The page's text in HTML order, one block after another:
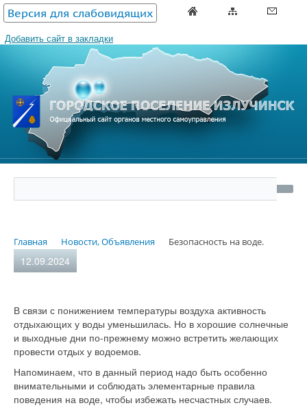
Версия для слабовидящих
Добавить сайт в закладки
Главная Новости, Объявления Безопасность на воде.
12.09.2024
В связи с понижением температуры воздуха активность
отдыхающих у воды уменьшилась. Но в хорошие солнечные
и выходные дни по-прежнему можно встретить желающих
провести отдых у водоемов.
Напоминаем, что в данный период надо быть особенно
внимательными и соблюдать элементарные правила
поведения на воде, чтобы избежать несчастных случаев.